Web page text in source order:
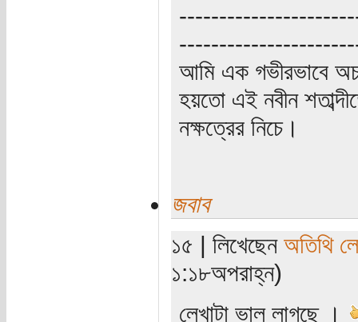
আমি এক গভীরভাবে
হয়তো এই নবীন
নক্ষত্রের নিচে।
জবাব
১৫ | লিখেছেন অতিথি
১:১৮অপরাহ্ন)
লেখাটা ভাল লাগছে ।